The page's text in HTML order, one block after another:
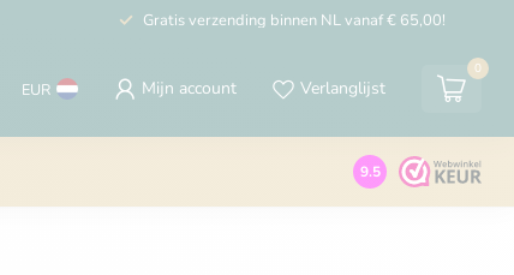
Gratis verzending binnen NL vanaf € 65,00!
EUR Mijn account Verlanglijst
0
9.5